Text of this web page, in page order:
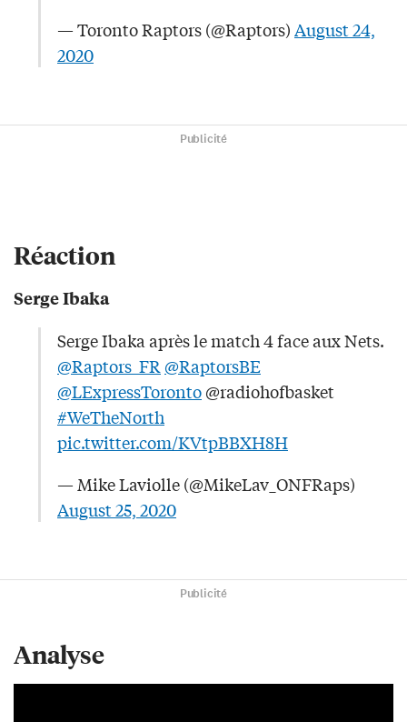
— Toronto Raptors (@Raptors)August 24,
2020
Publicité
Réaction
Serge Ibaka
Serge Ibaka après le match 4 face aux Nets.
@Raptors_FR @RaptorsBE
@LExpressToronto@radiohofbasket
#WeTheNorth
pic.twitter.com/KVtpBBXH8H
— Mike Laviolle (@MikeLav_ONFRaps)
August 25, 2020
Publicité
Analyse